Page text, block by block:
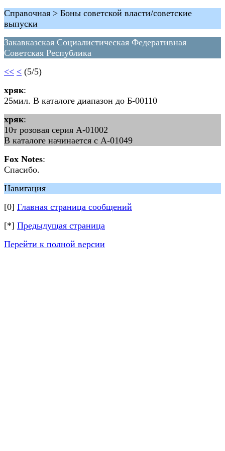
Справочная > Боны советской власти/советские
выпуски
Закавказская Социалистическая Федеративная
Советская Республика
<< < (5/5)
хряк:
25мил. В каталоге диапазон до Б-00110
хряк:
10т розовая серия А-01002
В каталоге начинается с А-01049
Fox Notes:
Спасибо.
Навигация
[0] Главная страница сообщений
[*] Предыдущая страница
Перейти к полной версии